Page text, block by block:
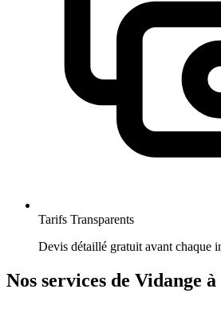
Tarifs Transparents
Devis détaillé gratuit avant chaque
Nos services de Vidange